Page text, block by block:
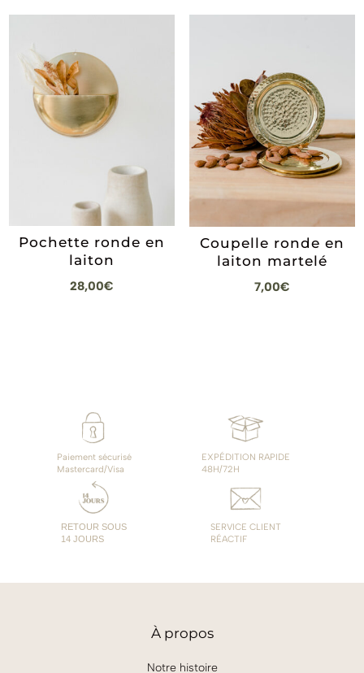
Pochette ronde en
laiton
28,00€
Coupelle ronde en
laiton martelé
7,00€
Paiement sécurisé
Mastercard/Visa
EXPÉDITION RAPIDE
48H/72H
RETOUR SOUS
14 JOURS
SERVICE CLIENT
RÉACTIF
Àpropos
Notre histoire